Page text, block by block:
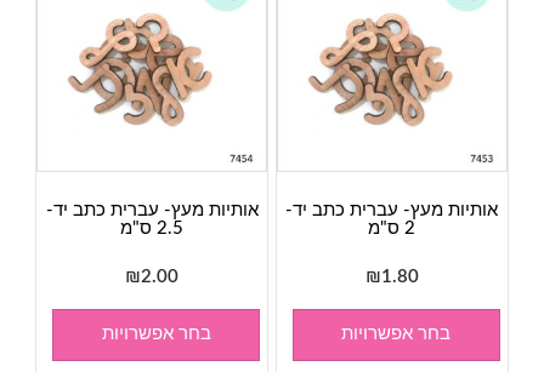
אותיות מעץ- עברית כתב יד-
2 ס"מ
₪1.80
בחר אפשרויות
אותיות מעץ- עברית כתב יד-
2.5 ס"מ
₪2.00
בחר אפשרויות